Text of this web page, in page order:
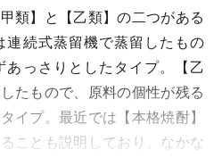
類】と【乙類】の二つがある
連続式蒸留機で蒸留したもの
あっさりとしたタイプ。【乙
たもので、原料の個性が残る
イプ。最近では【本格焼酎】
ことも説明しており、なかな